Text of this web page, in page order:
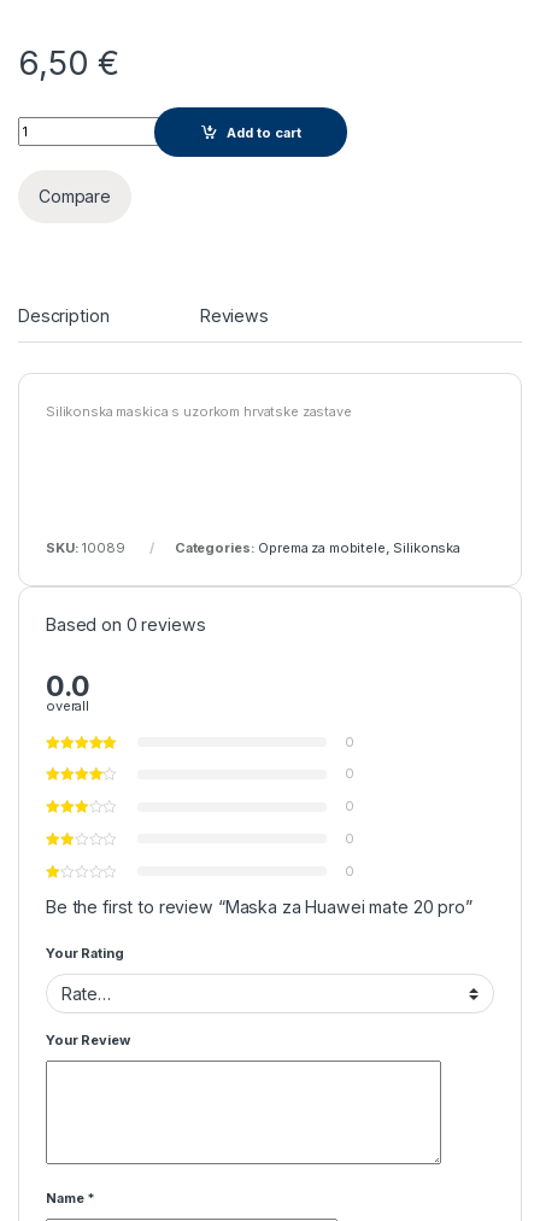
6,50€
Maska za Huawei mate 20 pro quantityAdd to cart
Compare
Description Reviews
Silikonska maskica s uzorkom hrvatske zastave
SKU:10089 Categories: Oprema za mobitele Silikonska
Based on 0 reviews
0.0
overall
0
0
0
0
0
Be the first to review “Maska za Huawei mate 20 pro”
Your Rating
Your Review
Name *